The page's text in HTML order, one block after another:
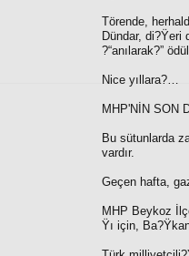
Törende,
Dündar, di?Ÿeri
?“anılarak?”
Nice yıllara?…
MHP'NİN SON
Bu sütunlarda
vardır.
Geçen hafta,
MHP Beykoz
Ÿı için,